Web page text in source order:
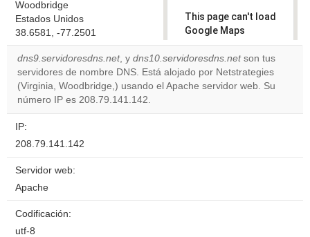
Woodbridge
Estados Unidos
38.6581, -77.2501
This page can't load
Google Maps
correctly.
Do you
own this
OK
dns9.servidoresdns.net, y dns10.servidoresdns.netson tus
servidores de nombre DNS. Está alojado por Netstrategies
(Virginia, Woodbridge,) usando el Apache servidor web. Su
número IP es 208.79.141.142.
IP:
208.79.141.142
Servidor web:
Apache
Codificación:
utf-8